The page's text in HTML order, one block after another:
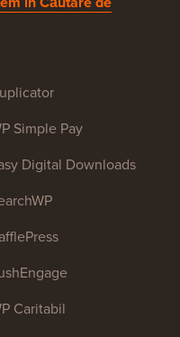
de înaltă calitate și
Simple Pay